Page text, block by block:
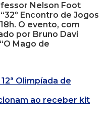
Nelson Foot
Encontro de Jogos
O evento, com
por Bruno Davi
Mago de
Olimpíada de
ao receber kit